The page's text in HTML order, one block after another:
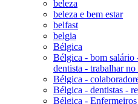
beleza
beleza e bem estar
belfast
belgia
Bélgica
Bélgica - bom salário
dentista - trabalhar
Bélgica -
Bélgica - dentistas -
Bélgica -